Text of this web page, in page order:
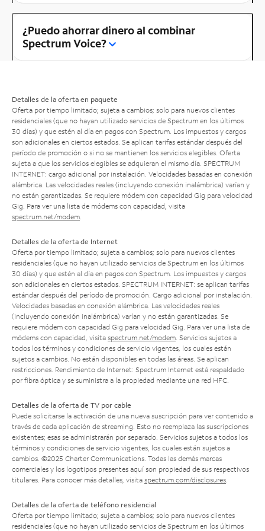
¿Puedo ahorrar dinero al combinar
Spectrum Voice?
Detalles de la oferta en paquete
Oferta por tiempo limitado; sujeta a cambios; solo para nuevos clientes
residenciales (que no hayan utilizado servicios de Spectrum en los últimos
30 días) y que estén al día en pagos con Spectrum. Los impuestos y cargos
son adicionales en ciertos estados. Se aplican tarifas estándar después del
período de promoción o si no se mantienen los servicios elegibles. Oferta
sujeta a que los servicios elegibles se adquieran el mismo día. SPECTRUM
INTERNET: cargo adicional por instalación. Velocidades basadas en conexión
alámbrica. Las velocidades reales (incluyendo conexión inalámbrica) varían y
no están garantizadas. Se requiere módem con capacidad Gig para velocidad
Gig. Para ver una lista de módems con capacidad, visita
spectrum.net/modem
Detalles de la oferta de Internet
Oferta por tiempo limitado; sujeta a cambios; solo para nuevos clientes
residenciales (que no hayan utilizado servicios de Spectrum en los últimos
30 días) y que estén al día en pagos con Spectrum. Los impuestos y cargos
son adicionales en ciertos estados. SPECTRUM INTERNET: se aplican tarifas
estándar después del período de promoción. Cargo adicional por instalación.
Velocidades basadas en conexión alámbrica. Las velocidades reales
(incluyendo conexión inalámbrica) varían y no están garantizadas. Se
requiere módem con capacidad Gig para velocidad Gig. Para ver una lista de
módems con capacidad, visita spectrum.net/modem . Servicios sujetos a
todos los términos y condiciones de servicio vigentes, los cuales están
sujetos a cambios. No están disponibles en todas las áreas. Se aplican
restricciones. Rendimiento de Internet: Spectrum Internet está respaldado
por fibra óptica y se suministra a la propiedad mediante una red HFC.
Detalles de la oferta de TV por cable
Puede solicitarse la activación de una nueva suscripción para ver contenido a
través de cada aplicación de streaming. Esto no reemplaza las suscripciones
existentes; esas se administrarán por separado. Servicios sujetos a todos los
términos y condiciones de servicio vigentes, los cuales están sujetos a
cambios. ©2025 Charter Communications. Todas las demás marcas
comerciales y los logotipos presentes aquí son propiedad de sus respectivos
titulares. Para conocer más detalles, visita spectrum.com/disclosures
Detalles de la oferta de teléfono residencial
Oferta por tiempo limitado; sujeta a cambios; solo para nuevos clientes
residenciales (que no hayan utilizado servicios de Spectrum en los últimos